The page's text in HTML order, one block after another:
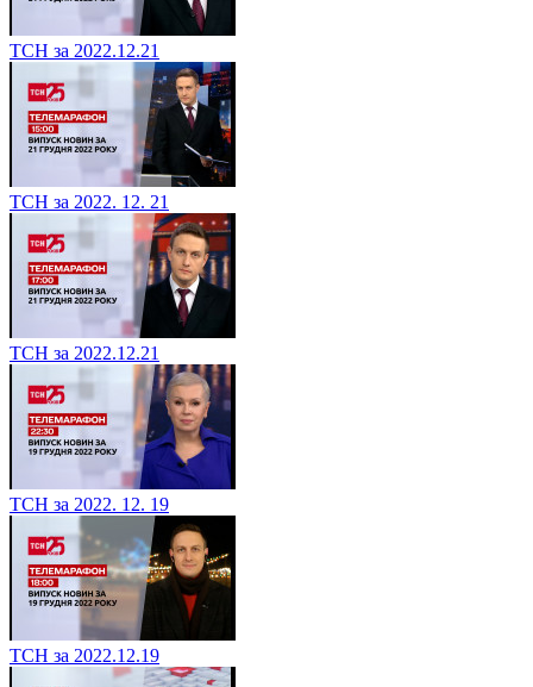
ТСН за 2022.12.21
ТСН за 2022. 12. 21
ТСН за 2022.12.21
ТСН за 2022. 12. 19
ТСН за 2022.12.19